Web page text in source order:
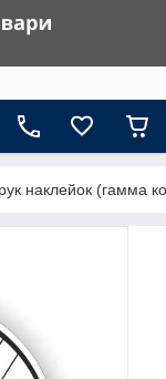
наклейок (гамма